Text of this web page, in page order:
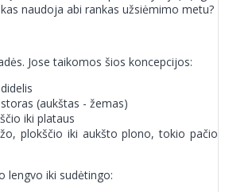
naudoja abi rankas užsiėmimo metu?
Jose taikomos šios koncepcijos:
(aukštas - žemas)
iki plataus
plokščio iki aukšto plono, tokio pačio
lengvo iki sudėtingo: